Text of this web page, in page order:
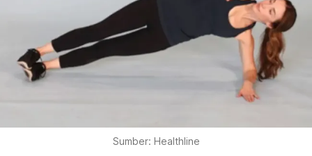
Sumber: Healthline